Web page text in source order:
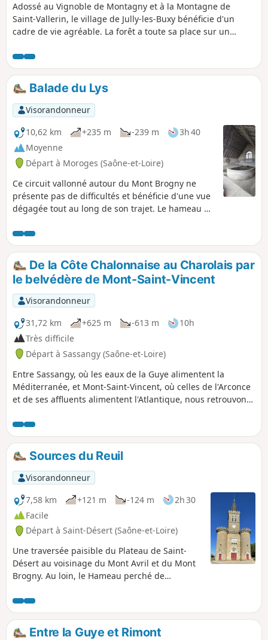
Adossé au Vignoble de Montagny et à la Montagne de
Saint-Vallerin, le village de Jully-les-Buxy bénéficie d'un
cadre de vie agréable. La forêt a toute sa place sur un
de découvrir un petit château en un lieu improbable.
Balade du Lys
Visorandonneur
10,62 km
+235 m -239 m
3h 40
Moyenne
Départ à Moroges (Saône-et-Loire)
Ce circuit vallonné autour du Mont Brogny ne
présente pas de difficultés et bénéficie d'une vue
dégagée tout au long de son trajet. Le hameau du
n'être là que pour surprendre le randonneur au
coin du bois.
De la Côte Chalonnaise au Charolais par
le belvédère de Mont-Saint-Vincent
Visorandonneur
31,72 km
+625 m -613 m
10h
Très difficile
Départ à Sassangy (Saône-et-Loire)
Entre Sassangy, où les eaux de la Guye alimentent la
Méditerranée, et Mont-Saint-Vincent, où celles de l'Arconce
et de ses affluents alimentent l'Atlantique, nous retrouvons
naturelles d'intérêt écologique, faunistique et floristique
(ZNIEFF). Les moines de l'abbaye de Cluny ont parsemé les
villages d'églises romanes. Le site classé du belvédère de
Mont-Saint-Vincent nous sert de point de mire et offre un
panorama à 360°.
Sources du Reuil
Visorandonneur
7,58 km
+121 m -124 m
2h 30
Facile
Départ à Saint-Désert (Saône-et-Loire)
Une traversée paisible du Plateau de Saint-
Désert au voisinage du Mont Avril et du Mont
Brogny. Au loin, le Hameau perché de
que le parcours ne propose une échappée sur
la Plaine de Saône.
Entre la Guye et Rimont